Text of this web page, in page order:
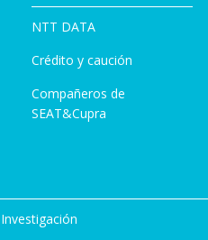
NTT DATA
Crédito y caución
Compañeros de
SEAT&Cupra
Investigación